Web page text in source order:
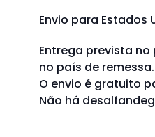
Envio para Estados
Entrega prevista
no país de remessa.
O envio é gratuito
Não há